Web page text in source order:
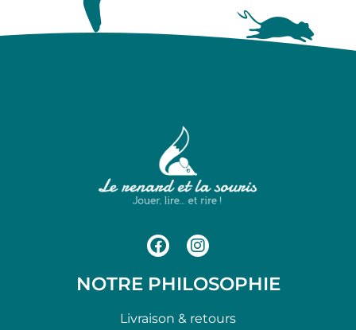
NOTRE PHILOSOPHIE
Livraison & retours